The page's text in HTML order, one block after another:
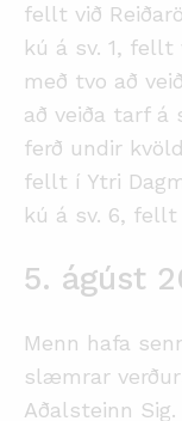
fellt við
kú á sv. 1, fellt
með tvo að
að veiða tarf á
ferð undir
fellt í Ytri
kú á sv. 6,
5. ágúst
Menn hafa
slæmrar
Aðalsteinn